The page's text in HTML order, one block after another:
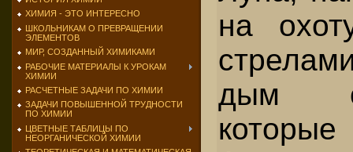
ХИМИЯ - ЭТО ИНТЕРЕСНО
ШКОЛЬНИКАМ О ПРЕВРАЩЕНИИ
ЭЛЕМЕНТОВ
МИР, СОЗДАННЫЙ ХИМИКАМИ
РАБОЧИЕ МАТЕРИАЛЫ К УРОКАМ
ХИМИИ
РАСЧЕТНЫЕ ЗАДАЧИ ПО ХИМИИ
ЗАДАЧИ ПОВЫШЕННОЙ ТРУДНОСТИ
ПО ХИМИИ
ЦВЕТНЫЕ ТАБЛИЦЫ ПО
НЕОРГАНИЧЕСКОЙ ХИМИИ
на
дым